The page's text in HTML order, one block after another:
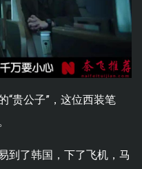
“贵公子”，这位西装笔
到了韩国，下了飞机，马